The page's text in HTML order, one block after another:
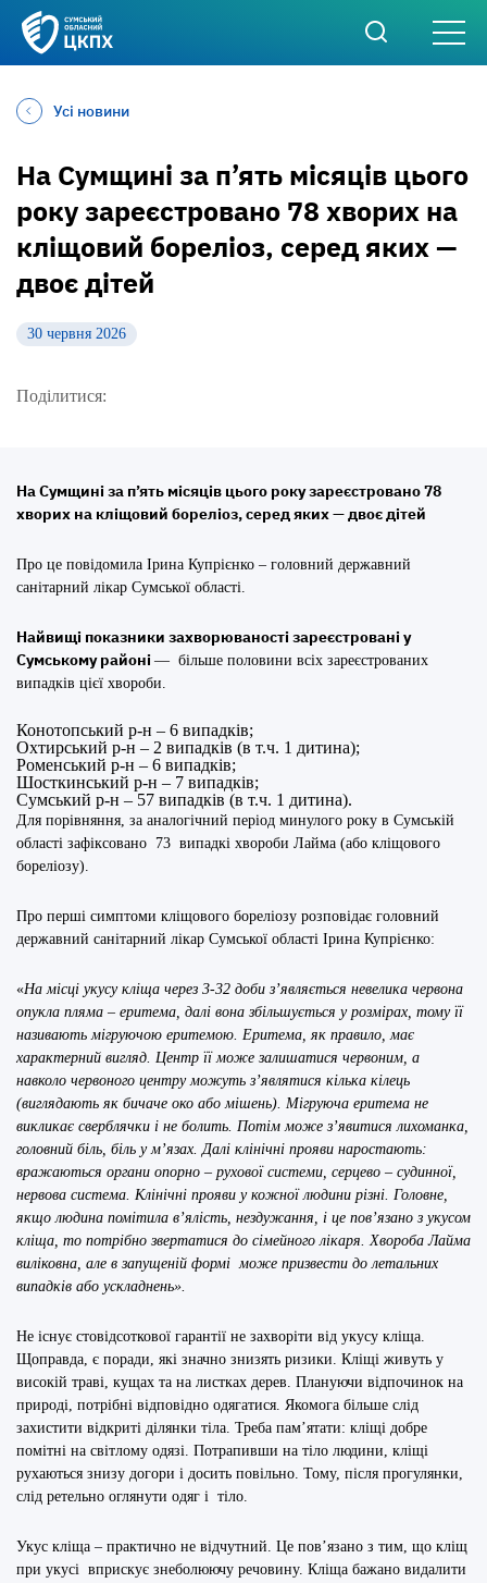
Усі новини
На Сумщині за п’ять місяців цього
року зареєстровано 78 хворих на
кліщовий бореліоз, серед яких —
двоє дітей
30 червня 2026
Поділитися:
На Сумщині за п’ять місяців цього року зареєстровано 78
хворих на кліщовий бореліоз, серед яких — двоє дітей
Про це повідомила Ірина Купрієнко – головний державний
санітарний лікар Сумської області.
Найвищі показники захворюваності зареєстровані у
Сумськомурайоні — більше половини всіх зареєстрованих
випадків цієї хвороби.
Конотопський р-н – 6 випадків;
Охтирський р-н – 2 випадків (в т.ч. 1 дитина);
Роменський р-н – 6 випадків;
Шосткинський р-н – 7 випадків;
Сумський р-н – 57 випадків (в т.ч. 1 дитина).
Для порівняння, за аналогічний період минулого року в Сумській
області зафіксовано 73 випадкі хвороби Лайма (або кліщового
бореліозу).
Про перші симптоми кліщового бореліозу розповідає головний
державний санітарний лікар Сумської області Ірина Купрієнко:
«На місці укусу кліща через 3-32 доби з’являється невелика червона
опукла пляма – еритема, далі вона збільшується у розмірах, тому її
називають мігруючою еритемою. Еритема, як правило, має
характерний вигляд. Центр її може залишатися червоним, а
навколо червоного центру можуть з’являтися кілька кілець
(виглядають як бичаче око або мішень). Мігруюча еритема не
викликає сверблячки і не болить. Потім може з’явитися лихоманка,
головний біль, біль у м’язах. Далі клінічні прояви наростають:
вражаються органи опорно – рухової системи, серцево – судинної,
нервова система. Клінічні прояви у кожної людини різні. Головне,
якщо людина помітила в’ялість, нездужання, і це пов’язано з укусом
кліща, то потрібно звертатися до сімейного лікаря. Хвороба Лайма
виліковна, але в запущеній формі може призвести до летальних
випадків або ускладнень».
Не існує стовідсоткової гарантії не захворіти від укусу кліща.
Щоправда, є поради, які значно знизять ризики. Кліщі живуть у
високій траві, кущах та на листках дерев. Плануючи відпочинок на
природі, потрібні відповідно одягатися. Якомога більше слід
захистити відкриті ділянки тіла. Треба пам’ятати: кліщі добре
помітні на світлому одязі. Потрапивши на тіло людини, кліщі
рухаються знизу догори і досить повільно. Тому, після прогулянки,
слід ретельно оглянути одяг і тіло.
Укус кліща – практично не відчутний. Це пов’язано з тим, що кліщ
при укусі вприскує знеболюючу речовину. Кліща бажано видалити